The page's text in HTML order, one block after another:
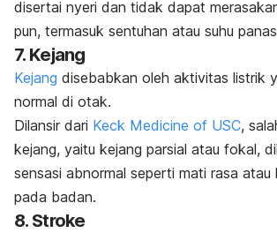
disertai nyeri dan tidak dapat
pun, termasuk sentuhan atau suhu
7. Kejang
Kejang disebabkan oleh aktivitas listrik
normal di otak.
Dilansir dari Keck Medicine of USC,
kejang, yaitu kejang parsial atau fokal,
sensasi abnormal seperti mati rasa atau
pada badan.
8. Stroke